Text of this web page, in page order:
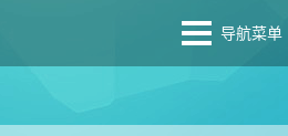
导航菜单